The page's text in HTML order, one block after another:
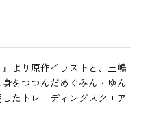
より原作イラストと、三嶋
をつつんだめぐみん・ゆん
たトレーディングスクエア